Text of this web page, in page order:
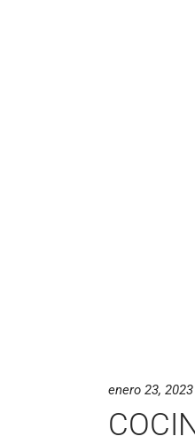
enero 23, 2023